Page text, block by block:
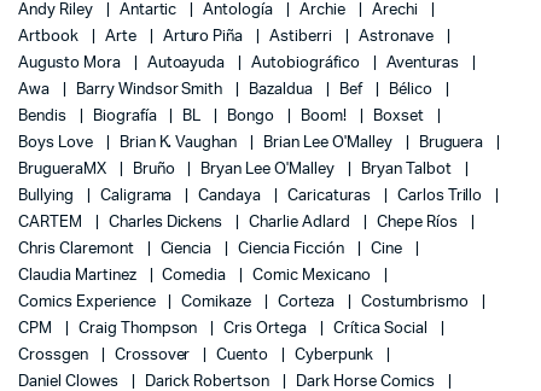
Andy Riley
Antartic Antología Archie
Arechi
Artbook
Arte Arturo Piña Astiberri
Astronave
Augusto Mora
Autoayuda Autobiográfico
Aventuras
Awa
Barry Windsor Smith Bazaldua Bef
Bélico
Bendis
Biografía BL Bongo Boom!
Boxset
Boys Love
Brian K. Vaughan Brian Lee O'Malley
Bruguera
BrugueraMX
Bruño Bryan Lee O'Malley
Bryan Talbot
Bullying
Caligrama Candaya Caricaturas
Carlos Trillo
CARTEM
Charles Dickens Charlie Adlard
Chepe Ríos
Chris Claremont
Ciencia Ciencia Ficción
Cine
Claudia Martinez
Comedia
Comic Mexicano
Comics Experience
Comikaze Corteza
Costumbrismo
CPM
Craig Thompson Cris Ortega
Crítica Social
Crossgen
Crossover Cuento
Cyberpunk
Daniel Clowes
Darick Robertson
Dark Horse Comics